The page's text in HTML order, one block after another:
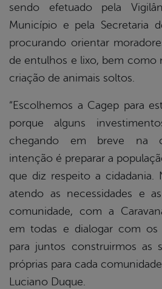
sendo efetuado pela
Município e pela Secretaria
procurando orientar
de entulhos e lixo, bem como
criação de animais soltos.
“Escolhemos a Cagep para
porque alguns
chegando em breve na
intenção é preparar a
que diz respeito a cidadania.
atendo as necessidades e
comunidade, com a
em todas e dialogar com os
para juntos construirmos as
próprias para cada
Luciano Duque.